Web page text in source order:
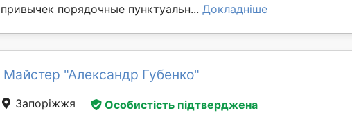
привычек порядочные пунктуальн... Докладніше
Майстер "Александр Губенко"
Запоріжжя Особистість підтверджена